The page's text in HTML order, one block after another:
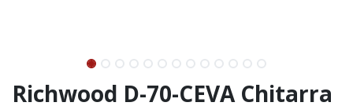
Richwood D-70-CEVA Chitarra